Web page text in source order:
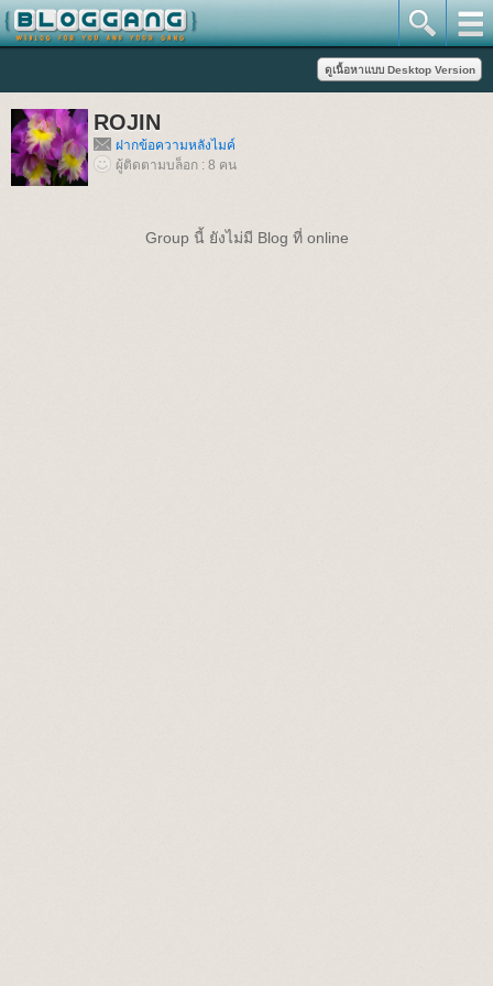
ROJIN
ฝากข้อความหลังไมค์
ผู้ติดตามบล็อก : 8 คน
Group นี้ ยังไม่มี Blog ที่ online